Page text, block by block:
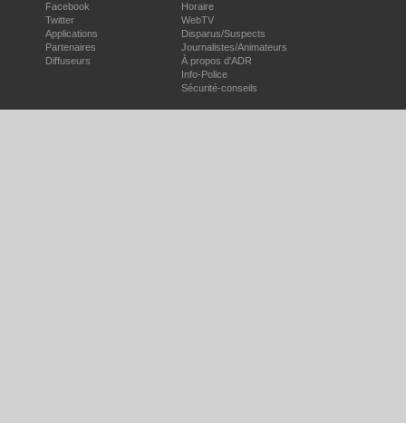
Facebook
Twitter
Applications
Partenaires
Diffuseurs
Horaire
WebTV
Disparus/Suspects
Journalistes/Animateurs
À propos d'ADR
Info-Police
Sécurité-conseils